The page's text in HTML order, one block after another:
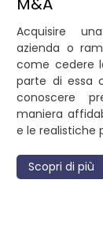
Acquisire
azienda o
come cedere
parte di essa
conoscere
maniera
e le realistiche
Scopri di più